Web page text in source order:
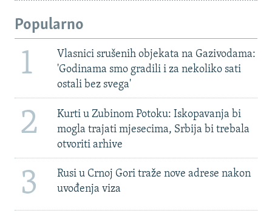
Popularno
1
Vlasnici srušenih objekata na Gazivodama:
'Godinama smo gradili i za nekoliko sati
ostali bez svega'
2
Kurti u Zubinom Potoku: Iskopavanja bi
mogla trajati mjesecima, Srbija bi trebala
otvoriti arhive
3
Rusi u Crnoj Gori traže nove adrese nakon
uvođenja viza